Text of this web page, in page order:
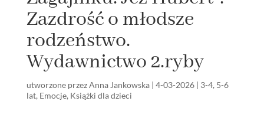
Zazdrość o młodsze
rodzeństwo.
Wydawnictwo 2.ryby
utworzone przezAnna Jankowska| 4-03-2026| 3-4, 5-6
lat, Emocje, Książki dla dzieci